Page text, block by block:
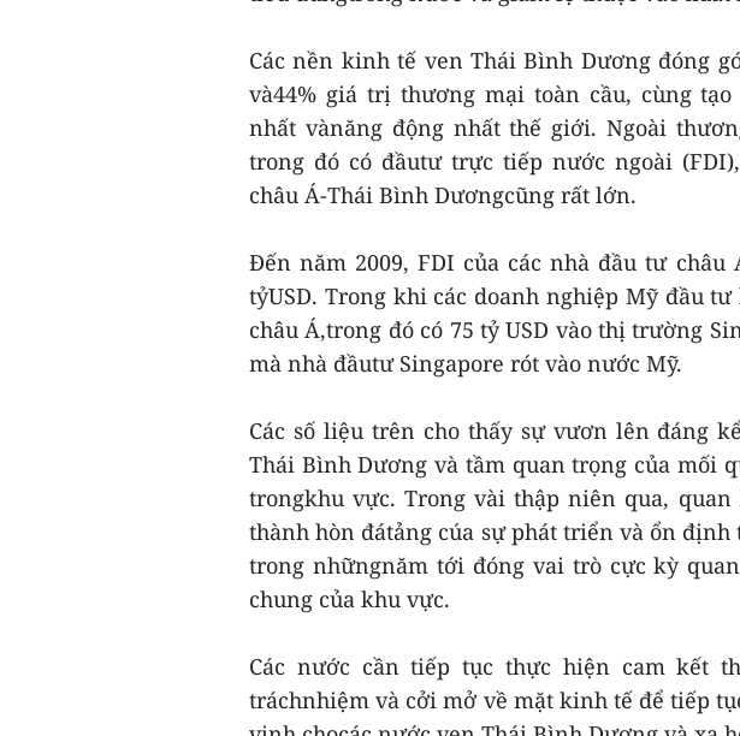
Các nền kinh tế ven Thái Bình Dương đóng
và44% giá trị thương mại toàn cầu, cùng
nhất vànăng động nhất thế giới. Ngoài
trong đó có đầutư trực tiếp nước ngoài
châu Á-Thái Bình Dươngcũng rất lớn.
Đến năm 2009, FDI của các nhà đầu tư
tỷUSD. Trong khi các doanh nghiệp Mỹ đầu tư
châu Á,trong đó có 75 tỷ USD vào thị trường
mà nhà đầutư Singapore rót vào nước Mỹ.
Các số liệu trên cho thấy sự vươn lên đáng
Thái Bình Dương và tầm quan trọng của mối
trongkhu vực. Trong vài thập niên qua,
thành hòn đátảng cúa sự phát triển và ổn
trong nhữngnăm tới đóng vai trò cực kỳ
chung của khu vực.
Các nước cần tiếp tục thực hiện cam kết
tráchnhiệm và cởi mở về mặt kinh tế để tiếp